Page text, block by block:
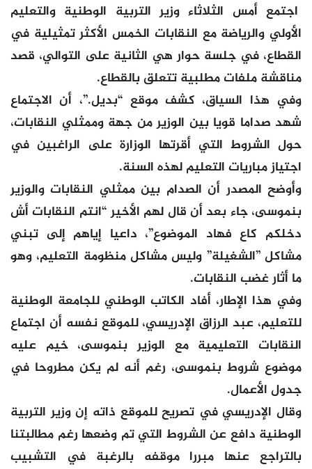
اجتمع أمس الثلاثاء وزير التربية الوطنية والتعليم
الأولي والرياضة مع النقابات الخمس الأكثر تمثيلية في
القطاع، في جلسة حوار هي الثانية على التوالي، قصد
مناقشة ملفات مطلبية تتعلق بالقطاع.
وفي هذا السياق، كشف موقع “بديل.”، أن الاجتماع
شهد صداما قويا بين الوزير من جهة وممثلي النقابات،
حول الشروط التي أقرتها الوزارة على الراغبين في
اجتياز مباريات التعليم لهذه السنة.
وأوضح المصدر أن الصدام بين ممثلي النقابات والوزير
بنموسى، جاء بعد أن قال لهم الأخير “انتم النقابات أش
دخلكم كاع فهاد الموضوع”، داعيا إياهم إلى تبني
مشاكل ”الشغيلة” وليس مشاكل منظومة التعليم، وهو
ما أثار غضب النقابات.
وفي هذا الإطار، أفاد الكاتب الوطني للجامعة الوطنية
للتعليم، عبد الرزاق الإدريسي، للموقع نفسه أن اجتماع
النقابات التعليمية مع الوزير بنموسى، خيم عليه
موضوع شروط بنموسى، رغم أنه لم يكن مطروحا في
جدول الأعمال.
وقال الإدريسي في تصريح للموقع ذاته إن وزير التربية
الوطنية دافع عن الشروط التي تم وضعها رغم مطالبتنا
بالتراجع عنها مبررا موقفه بالرغبة في التشبيب